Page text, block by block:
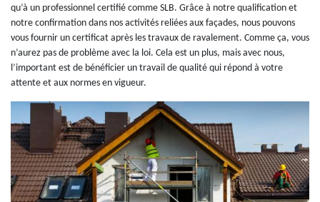
qu’à un professionnel certifié comme SLB. Grâce à notre qualification et
notre confirmation dans nos activités reliées aux façades, nous pouvons
vous fournir un certificat après les travaux de ravalement. Comme ça, vous
n’aurez pas de problème avec la loi. Cela est un plus, mais avec nous,
l’important est de bénéficier un travail de qualité qui répond à votre
attente et aux normes en vigueur.